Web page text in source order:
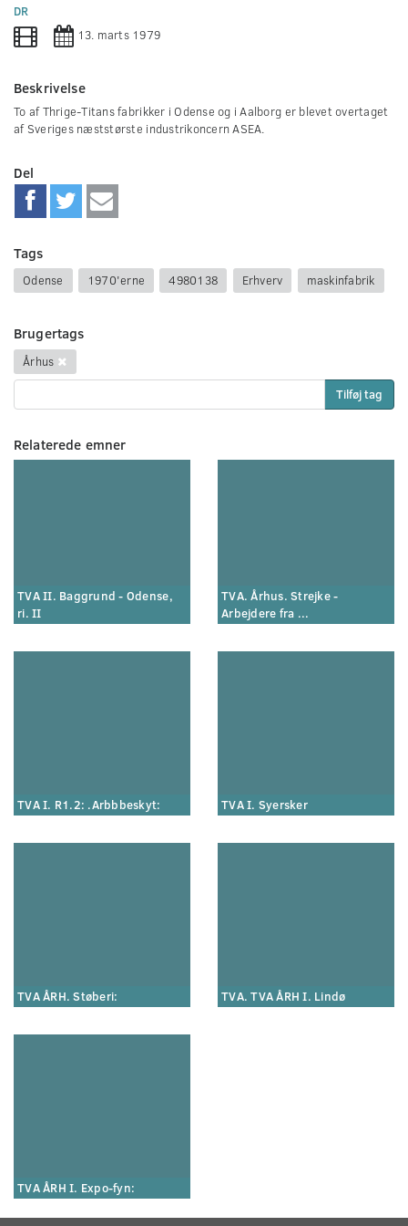
0
seconds
DR
13. marts 1979
Beskrivelse
To af Thrige-Titans fabrikker i Odense og i Aalborg er blevet overtaget
af Sveriges næststørste industrikoncern ASEA.
Del
Tags
Odense 1970'erne 4980138 Erhverv maskinfabrik
Brugertags
Århus
Tilføj tag
Relaterede emner
TVA II. Baggrund - Odense,
ri. II
TVA. Århus. Strejke -
Arbejdere fra ...
TVA I. R1.2: .Arbbbeskyt: TVA I. Syersker
TVA ÅRH. Støberi: TVA. TVA ÅRH I. Lindø
TVA ÅRH I. Expo-fyn: